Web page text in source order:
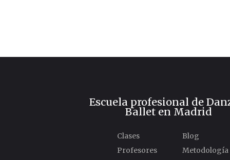
Escuela profesional de
Ballet en Madrid
Clases
Blog
Profesores
Metodología